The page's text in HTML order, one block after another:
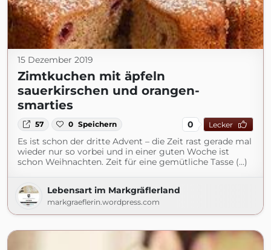
15 Dezember 2019
Zimtkuchen mit äpfeln
sauerkirschen und orangen-
smarties
57 0 Speichern 0 Lecker
Es ist schon der dritte Advent – die Zeit rast gerade mal
wieder nur so vorbei und in einer guten Woche ist
schon Weihnachten. Zeit für eine gemütliche Tasse (...)
Lebensart im Markgräflerland
markgraeflerin.wordpress.com